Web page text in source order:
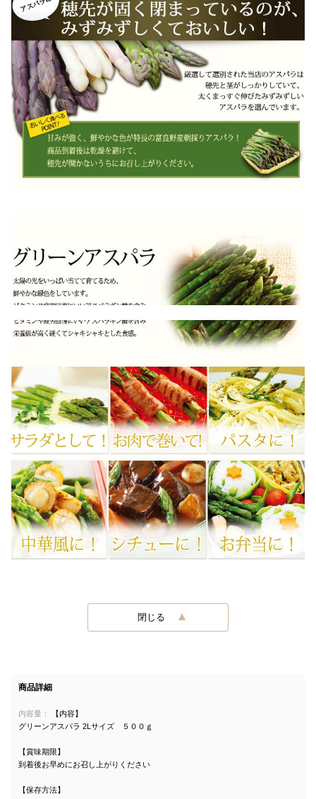
閉じる
商品詳細
内容量：
【内容】
グリーンアスパラ 2Lサイズ ５００ｇ
【賞味期限】
到着後お早めにお召し上がりください
【保存方法】